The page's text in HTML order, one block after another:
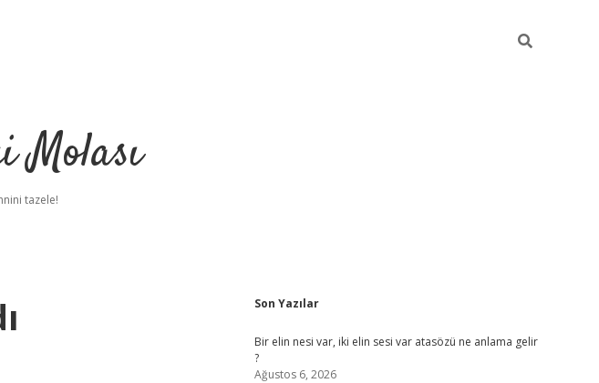
Molası
tazele!
Sidebar
Son Yazılar
Bir elin nesi var, iki elin sesi var atasözü ne anlama gelir
?
Ağustos 6, 2026